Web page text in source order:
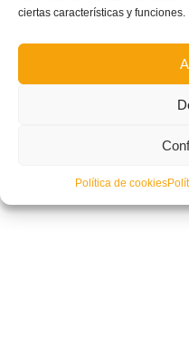
ciertas características y funciones.
Política de cookies
Burriana será sede de la nueva